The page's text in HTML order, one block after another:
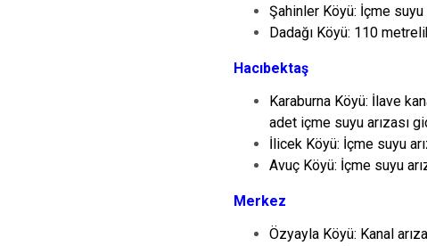
Şahinler Köyü: İçme suyu
Dadağı Köyü: 110
Hacıbektaş
Karaburna Köyü: İlave
adet içme suyu arızası
İlicek Köyü: İçme suyu
Avuç Köyü: İçme suyu
Merkez
Özyayla Köyü: Kanal